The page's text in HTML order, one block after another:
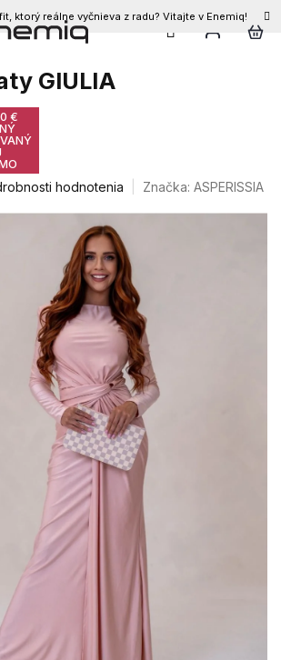
ktorý reálne vyčnieva z radu? Vitajte v Enemiq!
GIULIA
€
hodnotenia Značka: ASPERISSIA